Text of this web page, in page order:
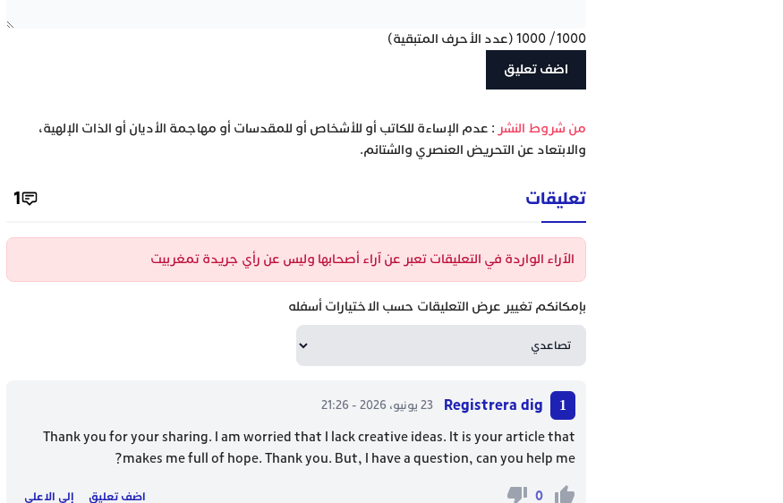
1000
/
1000 (عدد الأحرف المتبقية)
‫من شروط النشر : عدم الإساءة للكاتب أو للأشخاص أو للمقدسات أو مهاجمة الأديان أو الذات الإلهية،
والابتعاد عن التحريض العنصري والشتائم.
تعليقات 1
الآراء الواردة في التعليقات تعبر عن آراء أصحابها وليس عن رأي جريدة تمغربيت
بإمكانكم تغيير عرض التعليقات حسب الاختيارات أسفله
Registrera dig 23 يونيو، 2026 - 21:26
Thank you for your sharing. I am worried that I lack creative ideas. It is your article that
makes me full of hope. Thank you. But, I have a question, can you help me?
0 اضف تعليق إلى الاعلى